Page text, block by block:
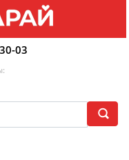
03